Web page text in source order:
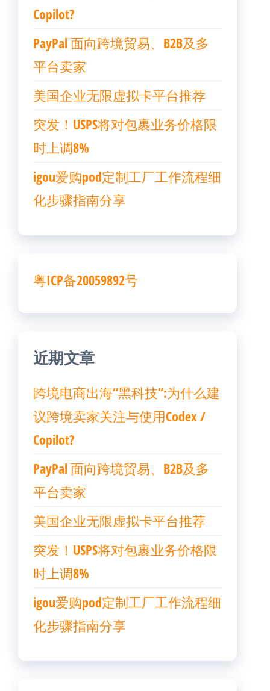
Copilot?
PayPal 面向跨境贸易、B2B及多
平台卖家
美国企业无限虚拟卡平台推荐
突发！USPS将对包裹业务价格限
时上调8%
igou爱购pod定制工厂工作流程细
化步骤指南分享
粤ICP备20059892号
近期文章
跨境电商出海“黑科技”:为什么建
议跨境卖家关注与使用Codex /
Copilot?
PayPal 面向跨境贸易、B2B及多
平台卖家
美国企业无限虚拟卡平台推荐
突发！USPS将对包裹业务价格限
时上调8%
igou爱购pod定制工厂工作流程细
化步骤指南分享